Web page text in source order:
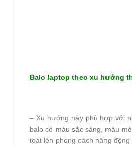
Balo laptop theo xu hướng
– Xu hướng này phù hợp với
balo có màu sắc sáng, màu
toát lên phong cách năng động